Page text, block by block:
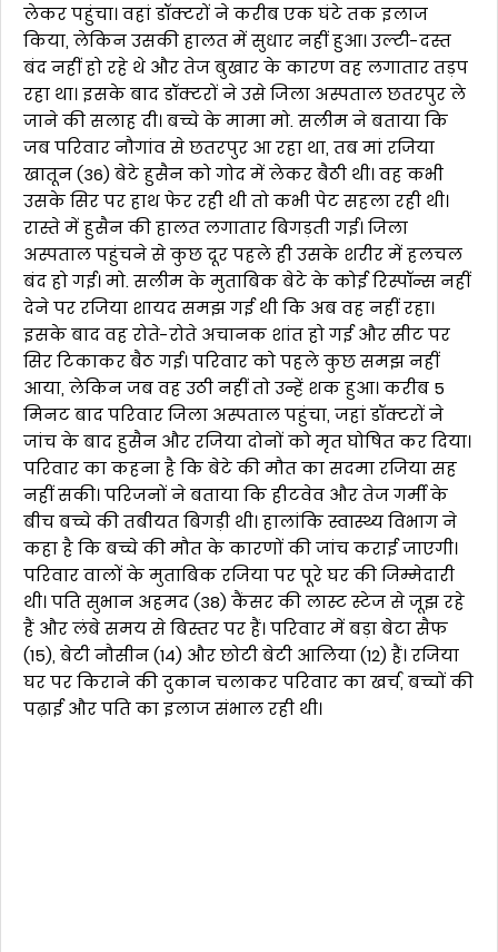
लेकर पहुंचा। वहां डॉक्टरों ने करीब एक घंटे तक इलाज
किया, लेकिन उसकी हालत में सुधार नहीं हुआ। उल्टी-दस्त
बंद नहीं हो रहे थे और तेज बुखार के कारण वह लगातार तड़प
रहा था। इसके बाद डॉक्टरों ने उसे जिला अस्पताल छतरपुर ले
जाने की सलाह दी। बच्चे के मामा मो. सलीम ने बताया कि
जब परिवार नौगांव से छतरपुर आ रहा था, तब मां रजिया
खातून (36) बेटे हुसैन को गोद में लेकर बैठी थी। वह कभी
उसके सिर पर हाथ फेर रही थी तो कभी पेट सहला रही थी।
रास्ते में हुसैन की हालत लगातार बिगड़ती गई। जिला
अस्पताल पहुंचने से कुछ दूर पहले ही उसके शरीर में हलचल
बंद हो गई। मो. सलीम के मुताबिक बेटे के कोई रिस्पॉन्स नहीं
देने पर रजिया शायद समझ गई थी कि अब वह नहीं रहा।
इसके बाद वह रोते-रोते अचानक शांत हो गई और सीट पर
सिर टिकाकर बैठ गई। परिवार को पहले कुछ समझ नहीं
आया, लेकिन जब वह उठी नहीं तो उन्हें शक हुआ। करीब 5
मिनट बाद परिवार जिला अस्पताल पहुंचा, जहां डॉक्टरों ने
जांच के बाद हुसैन और रजिया दोनों को मृत घोषित कर दिया।
परिवार का कहना है कि बेटे की मौत का सदमा रजिया सह
नहीं सकी। परिजनों ने बताया कि हीटवेव और तेज गर्मी के
बीच बच्चे की तबीयत बिगड़ी थी। हालांकि स्वास्थ्य विभाग ने
कहा है कि बच्चे की मौत के कारणों की जांच कराई जाएगी।
परिवार वालों के मुताबिक रजिया पर पूरे घर की जिम्मेदारी
थी। पति सुभान अहमद (38) कैंसर की लास्ट स्टेज से जूझ रहे
हैं और लंबे समय से बिस्तर पर हैं। परिवार में बड़ा बेटा सैफ
(15), बेटी नौसीन (14) और छोटी बेटी आलिया (12) हैं। रजिया
घर पर किराने की दुकान चलाकर परिवार का खर्च, बच्चों की
पढ़ाई और पति का इलाज संभाल रही थी।